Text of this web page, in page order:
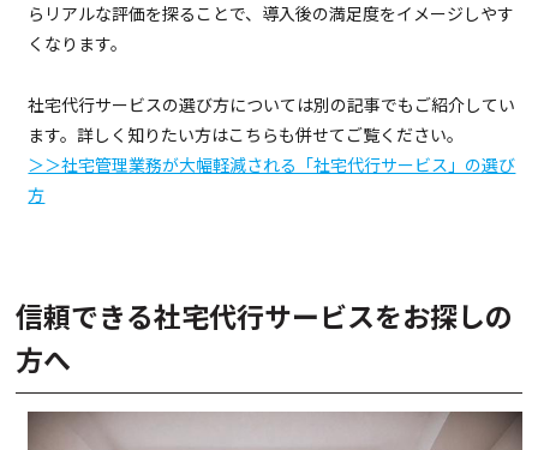
らリアルな評価を探ることで、導入後の満足度をイメージしやす
くなります。
社宅代行サービスの選び方については別の記事でもご紹介してい
ます。詳しく知りたい方はこちらも併せてご覧ください。
＞＞社宅管理業務が大幅軽減される「社宅代行サービス」の選び
方
信頼できる社宅代行サービスをお探しの
方へ